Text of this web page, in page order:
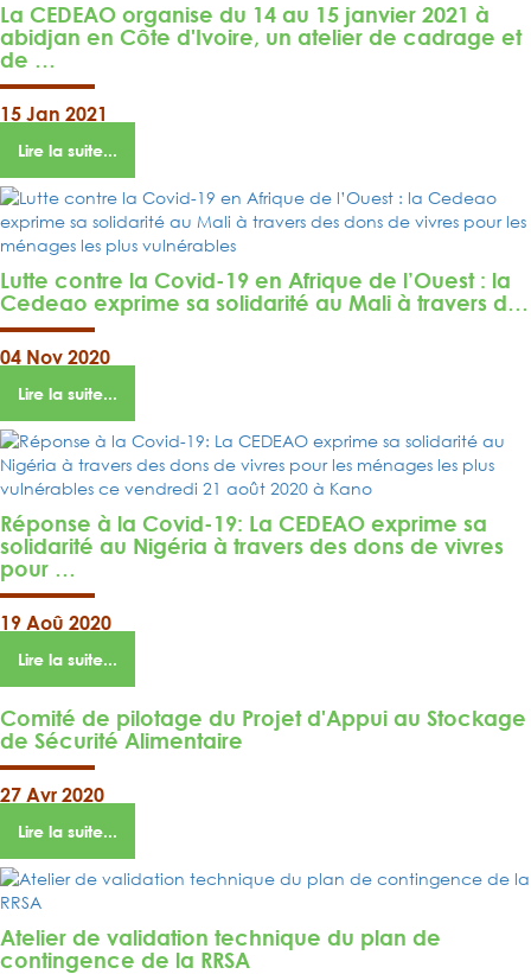
La CEDEAO organise du 14 au 15 janvier 2021 à
abidjan en Côte d'Ivoire, un atelier de cadrage et
de …
15 Jan 2021
Lire la suite...
Lutte contre la Covid-19 en Afrique de l’Ouest : la
Cedeao exprime sa solidarité au Mali à travers d…
04 Nov 2020
Lire la suite...
Réponse à la Covid-19: La CEDEAO exprime sa
solidarité au Nigéria à travers des dons de vivres
pour …
19 Aoû 2020
Lire la suite...
Comité de pilotage du Projet d'Appui au Stockage
de Sécurité Alimentaire
27 Avr 2020
Lire la suite...
Atelier de validation technique du plan de
contingence de la RRSA